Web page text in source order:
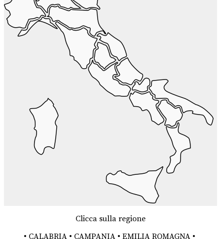
Clicca sulla regione
• CALABRIA • CAMPANIA • EMILIA ROMAGNA •